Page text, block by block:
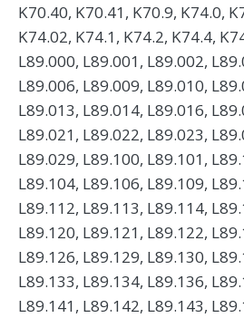
K70.40, K70.41, K70.9, K74.0,
K74.02, K74.1, K74.2, K74.4,
L89.000, L89.001, L89.002,
L89.006, L89.009, L89.010,
L89.013, L89.014, L89.016,
L89.021, L89.022, L89.023,
L89.029, L89.100, L89.101,
L89.104, L89.106, L89.109,
L89.112, L89.113, L89.114,
L89.120, L89.121, L89.122,
L89.126, L89.129, L89.130,
L89.133, L89.134, L89.136,
L89.141, L89.142, L89.143,